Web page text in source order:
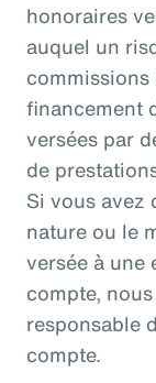
honoraires
auquel un
financement
versées par
de
Si vous avez
nature ou le
versée à une
compte,
responsable
compte.